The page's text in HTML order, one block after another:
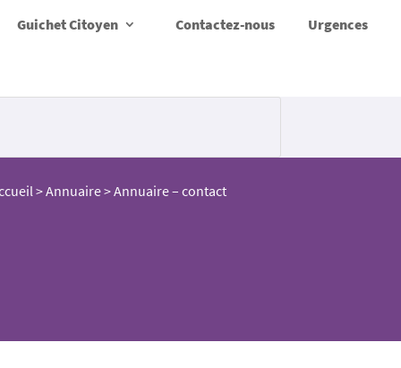
Guichet Citoyen Contactez-nous Urgences
>Annuaire>Annuaire – contact